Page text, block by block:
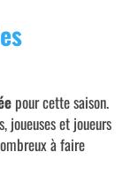
pour cette saison.
joueuses et joueurs
à faire